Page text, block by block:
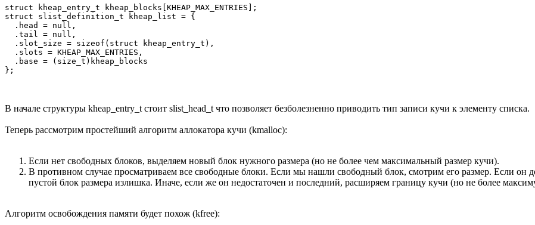
struct kheap_entry_t kheap_blocks[KHEAP_MAX_ENTRIES];
struct slist_definition_t kheap_list = {
  .head = null,
  .tail = null,
  .slot_size = sizeof(struct kheap_entry_t),
  .slots = KHEAP_MAX_ENTRIES,
  .base = (size_t)kheap_blocks
В начале структуры kheap_entry_t стоит slist_head_t что позволяет безболезненно приводить тип записи кучи к элементу списка.
Теперь рассмотрим простейший алгоритм аллокатора кучи (kmalloc):
Если нет свободных блоков, выделяем новый блок нужного размера (но не более чем максимальный размер кучи).
В противном случае просматриваем все свободные блоки. Если мы нашли свободный блок, смотрим его размер. Если он
пустой блок размера излишка. Иначе, если же он недостаточен и последний, расширяем границу кучи (но не более
Алгоритм освобождения памяти будет похож (kfree):